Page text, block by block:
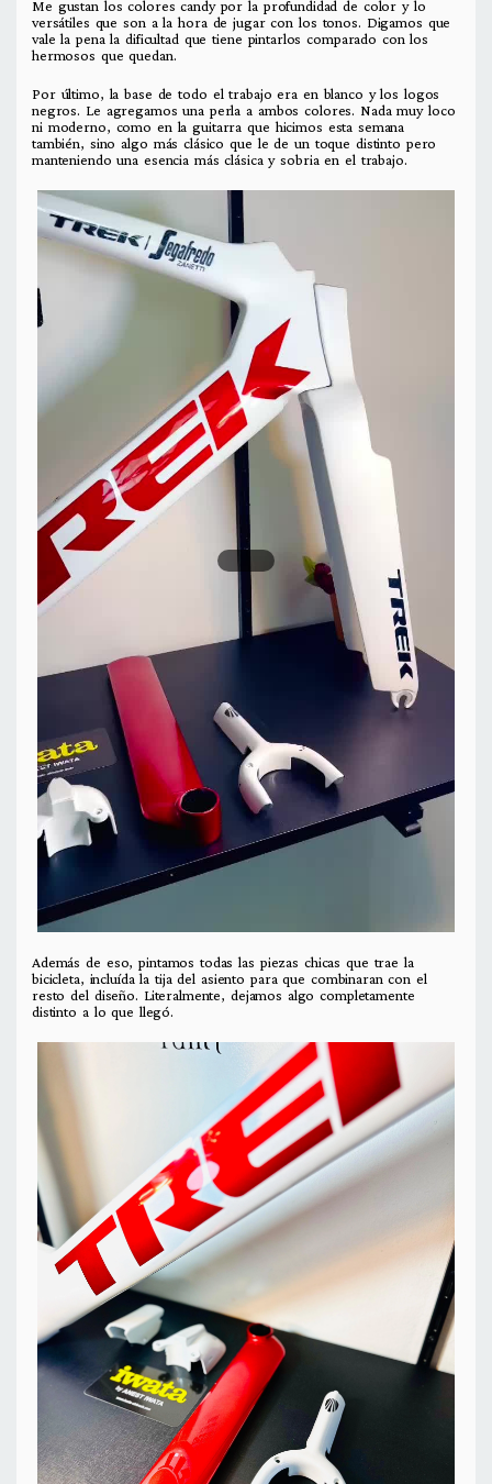
Me gustan los colores candy por la profundidad de color y lo
versátiles que son a la hora de jugar con los tonos. Digamos que
vale la pena la dificultad que tiene pintarlos comparado con los
hermosos que quedan.
Por último, la base de todo el trabajo era en blanco y los logos
negros. Le agregamos una perla a ambos colores. Nada muy loco
ni moderno, como en la guitarra que hicimos esta semana
también, sino algo más clásico que le de un toque distinto pero
manteniendo una esencia más clásica y sobria en el trabajo.
Además de eso, pintamos todas las piezas chicas que trae la
bicicleta, incluída la tija del asiento para que combinaran con el
resto del diseño. Literalmente, dejamos algo completamente
distinto a lo que llegó.